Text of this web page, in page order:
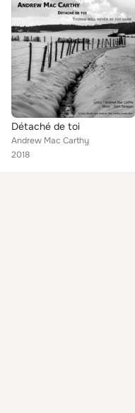
Détaché de toi
Andrew Mac Carthy
2018